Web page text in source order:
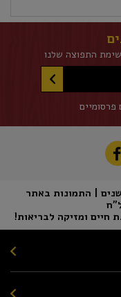
התפוצה שלנו
המכירה אסורה למי שטרם מלאו לו 18 שנים | התמונות באתר
חיים ומזיקה לבריאות!